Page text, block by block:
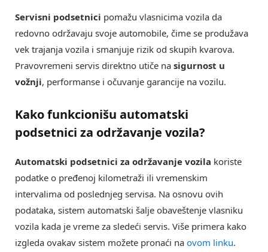
Servisni podsetnici pomažu vlasnicima vozila da
redovno održavaju svoje automobile, čime se produžava
vek trajanja vozila i smanjuje rizik od skupih kvarova.
Pravovremeni servis direktno utiče na sigurnost u
vožnji, performanse i očuvanje garancije na vozilu.
Kako funkcionišu automatski
podsetnici za održavanje vozila?
Automatski podsetnici za održavanje vozila koriste
podatke o pređenoj kilometraži ili vremenskim
intervalima od poslednjeg servisa. Na osnovu ovih
podataka, sistem automatski šalje obaveštenje vlasniku
vozila kada je vreme za sledeći servis. Više primera kako
izgleda ovakav sistem možete pronaći na ovom linku.